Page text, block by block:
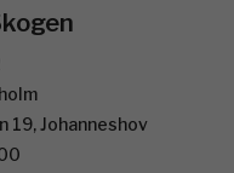
19, Johanneshov